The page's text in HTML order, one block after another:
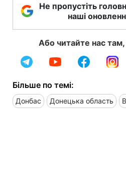
Не пропустіть
наші
Або читайте нас
Більше по темі:
Донбас Донецька область